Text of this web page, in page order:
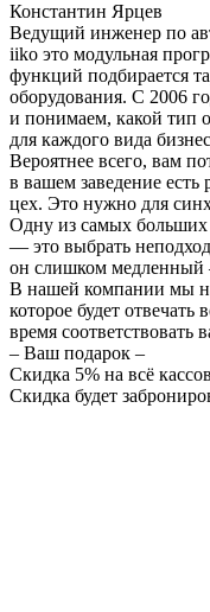
Константин Ярцев
Ведущий инженер по
iiko это модульная
функций подбирается
оборудования. С 2006
и понимаем, какой тип
для каждого вида
Вероятнее всего, вам
в вашем заведение есть
цех. Это нужно для
Одну из самых
— это выбрать
он слишком медленный
В нашей компании мы
которое будет
время соответствовать
– Ваш подарок –
Скидка 5% на всё
Скидка будет